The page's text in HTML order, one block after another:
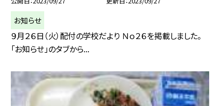
お知らせ
９月２６日（火）配付の学校だより Ｎｏ２６を掲載しました。
「お知らせ」のタブから...